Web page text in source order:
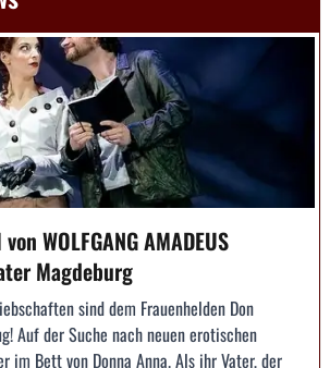
WOLFGANG AMADEUS
Magdeburg
sind dem Frauenhelden Don
Auf der Suche nach neuen erotischen
im Bett von Donna Anna. Als ihr Vater, der